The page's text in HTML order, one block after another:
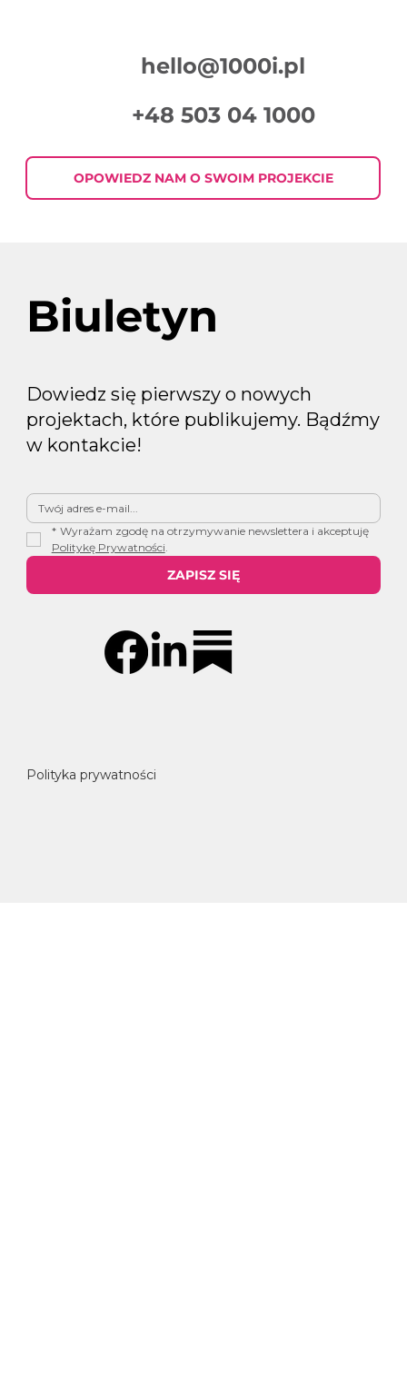
Czym jest master?
hello@1000i.pl
+48 503 04 1000
OPOWIEDZ NAM O SWOIM PROJEKCIE
Polityka prywatności
Biuletyn
Dowiedz się pierwszy o nowych
projektach, które publikujemy. Bądźmy
w kontakcie!
*
Wyrażam zgodę na otrzymywanie newslettera i akceptuję
Politykę Prywatności
ZAPISZ SIĘ